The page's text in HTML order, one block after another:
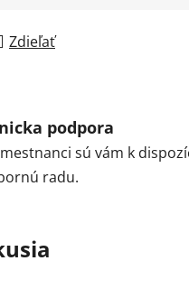
Zdieľať
podpora
sú vám k
radu.